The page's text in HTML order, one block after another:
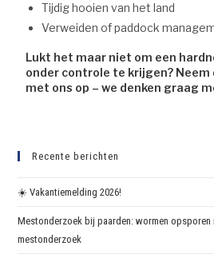
Tijdig hooien van het land
Verweiden of paddock
Lukt het maar niet om een
onder controle te krijgen?
met ons op – we denken graag
Recente berichten
☀️ Vakantiemelding 2026!
Mestonderzoek bij paarden: wormen opsporen
mestonderzoek